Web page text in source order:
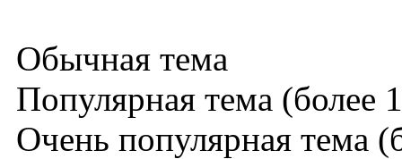
Обычная тема
Популярная тема (более
Очень популярная тема